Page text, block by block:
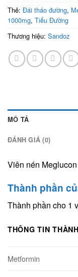
Thẻ: Đái tháo đường,
1000mg, Tiểu Đường
Thương hiệu: Sandoz
MÔ TẢ
ĐÁNH GIÁ (0)
Viên nén
Thành phần
Thành phần cho 1
THÔNG TIN
Metformin